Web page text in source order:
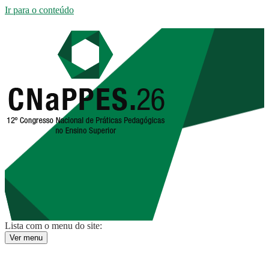
Ir para o conteúdo
Lista com o menu do site:
Ver menu